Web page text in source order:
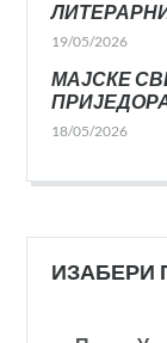
19/05/2026
МАЈСКЕ
18/05/2026
ИЗАБЕРИ